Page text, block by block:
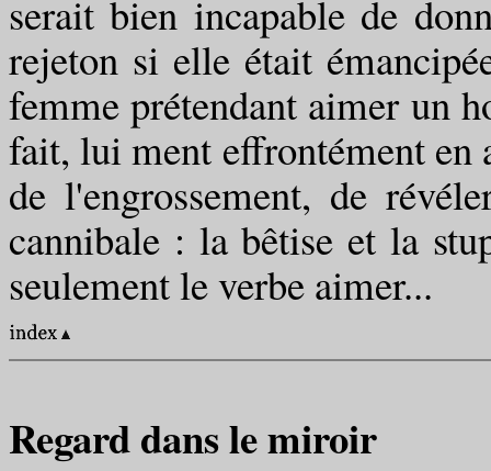
serait bien incapable de
rejeton si elle était
femme prétendant aimer un
fait, lui ment effrontément
de l'engrossement, de
cannibale : la bêtise et la
seulement le verbe aimer...
Regard dans le miroir